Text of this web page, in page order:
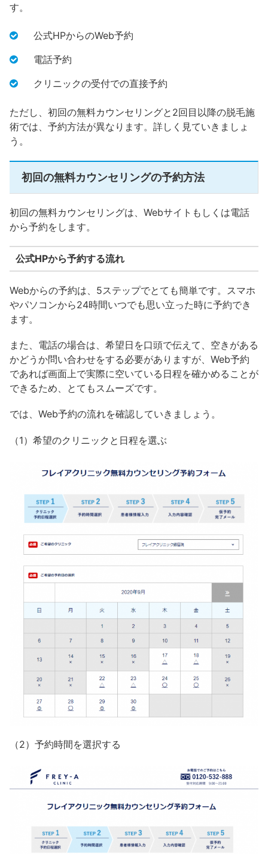
す。
公式HPからのWeb予約
電話予約
クリニックの受付での直接予約
ただし、初回の無料カウンセリングと2回目以降の脱毛施
術では、予約方法が異なります。詳しく見ていきましょ
う。
初回の無料カウンセリングの予約方法
初回の無料カウンセリングは、Webサイトもしくは電話
から予約をします。
公式HPから予約する流れ
Webからの予約は、5ステップでとても簡単です。スマホ
やパソコンから24時間いつでも思い立った時に予約でき
ます。
また、電話の場合は、希望日を口頭で伝えて、空きがある
かどうか問い合わせをする必要がありますが、Web予約
であれば画面上で実際に空いている日程を確かめることが
できるため、とてもスムーズです。
では、Web予約の流れを確認していきましょう。
（1）希望のクリニックと日程を選ぶ
（2）予約時間を選択する